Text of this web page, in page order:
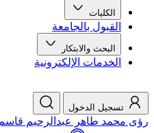
بالجامعة
والابتكار
الإلكترونية
الدخول
طاهر عبدالرحيم قاسم